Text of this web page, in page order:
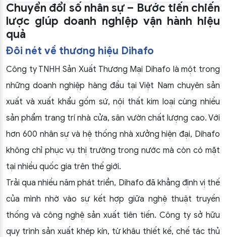
Hợp đồng lao động điện tử
EasyHRM – Phần mềm quản trị nhân sự toàn diện cho
doanh nghiệp
Chuyển đổi số nhân sự – Bước tiến chiến
lược giúp doanh nghiệp vận hành hiệu
quả
Đôi nét về thương hiệu Dihafo
Công ty TNHH Sản Xuất Thương Mại Dihafo là một trong
những doanh nghiệp hàng đầu tại Việt Nam chuyên sản
xuất và xuất khẩu gốm sứ, nội thất kim loại cùng nhiều
sản phẩm trang trí nhà cửa, sân vườn chất lượng cao. Với
hơn 600 nhân sự và hệ thống nhà xưởng hiện đại, Dihafo
không chỉ phục vụ thị trường trong nước mà còn có mặt
tại nhiều quốc gia trên thế giới.
Trải qua nhiều năm phát triển, Dihafo đã khẳng định vị thế
của mình nhờ vào sự kết hợp giữa nghệ thuật truyền
thống và công nghệ sản xuất tiên tiến. Công ty sở hữu
quy trình sản xuất khép kín, từ khâu thiết kế, chế tác thủ